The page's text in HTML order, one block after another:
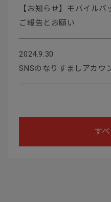
【お知らせ】モバイル
ご報告とお願い
2024.9.30
SNSのなりすましアカウ
す